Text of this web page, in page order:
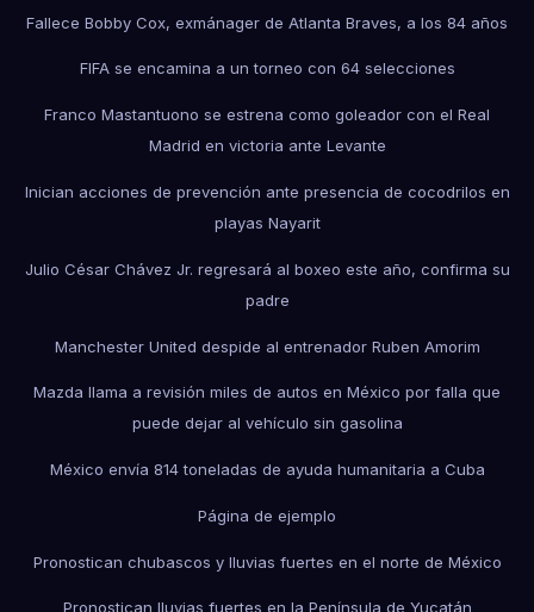
Fallece Bobby Cox, exmánager de Atlanta Braves, a los 84 años
FIFA se encamina a un torneo con 64 selecciones
Franco Mastantuono se estrena como goleador con el Real
Madrid en victoria ante Levante
Inician acciones de prevención ante presencia de cocodrilos en
playas Nayarit
Julio César Chávez Jr. regresará al boxeo este año, confirma su
padre
Manchester United despide al entrenador Ruben Amorim
Mazda llama a revisión miles de autos en México por falla que
puede dejar al vehículo sin gasolina
México envía 814 toneladas de ayuda humanitaria a Cuba
Página de ejemplo
Pronostican chubascos y lluvias fuertes en el norte de México
Pronostican lluvias fuertes en la Península de Yucatán